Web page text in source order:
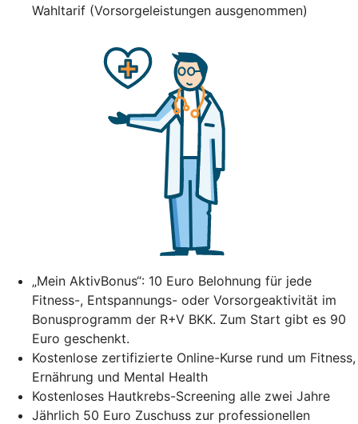
Wahltarif (Vorsorgeleistungen ausgenommen)
„Mein AktivBonus“: 10 Euro Belohnung für jede
Fitness-, Entspannungs- oder Vorsorgeaktivität im
Bonusprogramm der R+V BKK. Zum Start gibt es 90
Euro geschenkt.
Kostenlose zertifizierte Online-Kurse rund um Fitness,
Ernährung und Mental Health
Kostenloses Hautkrebs-Screening alle zwei Jahre
Jährlich 50 Euro Zuschuss zur professionellen